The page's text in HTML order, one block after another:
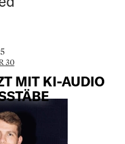
30
MIT KI-AUDIO